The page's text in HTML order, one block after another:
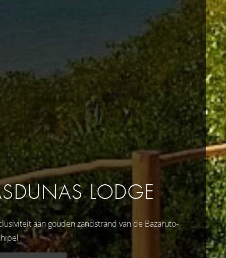
LODGE
aan gouden zandstrand van de Bazaruto-